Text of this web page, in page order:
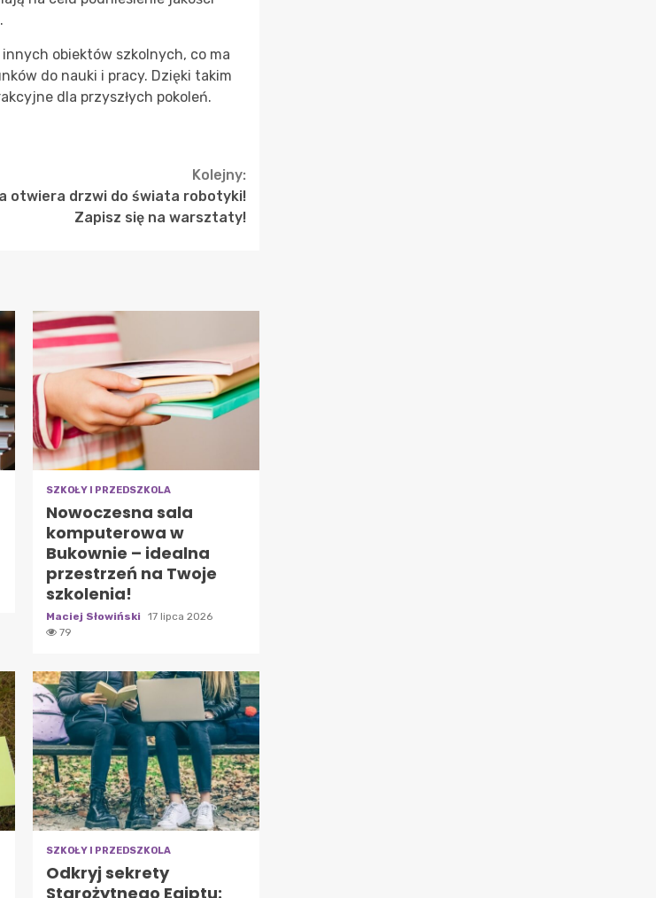
obiektów szkolnych, co ma
do nauki i pracy. Dzięki takim
dla przyszłych pokoleń.
Kolejny:
otwiera drzwi do świata robotyki!
Zapisz się na warsztaty!
SZKOŁY I PRZEDSZKOLA
Nowoczesna sala
komputerowa w
Bukownie – idealna
przestrzeń na Twoje
szkolenia!
Maciej Słowiński
17 lipca 2026
79
SZKOŁY I PRZEDSZKOLA
Odkryj sekrety
Starożytnego Egiptu: